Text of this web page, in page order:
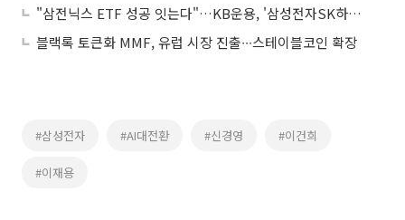
"삼전닉스 ETF 성공 잇는다"…KB운용, '삼성전자SK하이닉스50 펀드' 출시
블랙록 토큰화 MMF, 유럽 시장 진출∙∙∙스테이블코인 확장
#삼성전자 #AI대전환 #신경영 #이건희
#이재용